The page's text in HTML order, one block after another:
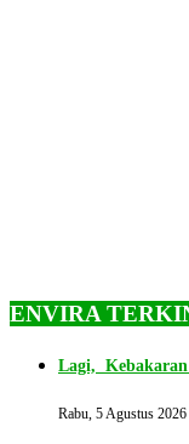
ENVIRA
Lagi, Kebakaran
Rabu, 5 Agustus 2026